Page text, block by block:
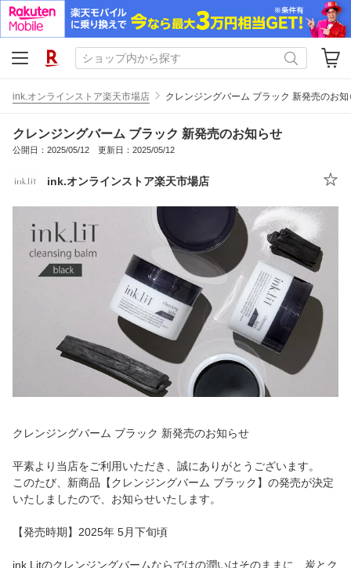
ink.オンラインストア楽天市場店 クレンジングバーム ブラック 新発売のお知
クレンジングバーム ブラック 新発売のお知らせ
公開日：2025/05/12 更新日：2025/05/12
ink.オンラインストア楽天市場店
クレンジングバーム ブラック 新発売のお知らせ
平素より当店をご利用いただき、誠にありがとうございます。
このたび、新商品【クレンジングバーム ブラック】の発売が決定
いたしましたので、お知らせいたします。
【発売時期】2025年 5月下旬頃
ink.Litのクレンジングバームならではの潤いはそのままに、炭とク